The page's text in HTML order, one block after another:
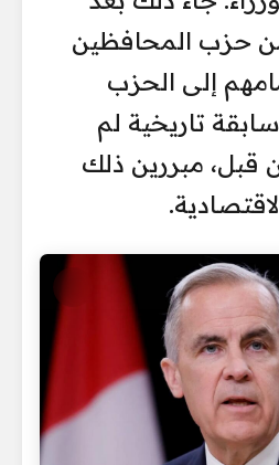
حزب المحافظين
إلى الحزب
تاريخية لم
قبل، مبررين ذلك